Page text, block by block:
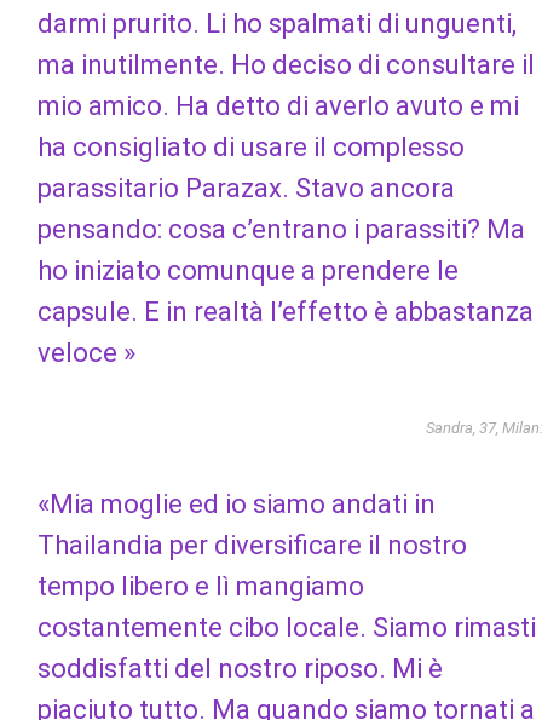
darmi prurito. Li ho spalmati di unguenti,
ma inutilmente. Ho deciso di consultare il
mio amico. Ha detto di averlo avuto e mi
ha consigliato di usare il complesso
parassitario Parazax. Stavo ancora
pensando: cosa c’entrano i parassiti? Ma
ho iniziato comunque a prendere le
capsule. E in realtà l’effetto è abbastanza
veloce »
Sandra, 37, Milan:
«Mia moglie ed io siamo andati in
Thailandia per diversificare il nostro
tempo libero e lì mangiamo
costantemente cibo locale. Siamo rimasti
soddisfatti del nostro riposo. Mi è
piaciuto tutto. Ma quando siamo tornati a